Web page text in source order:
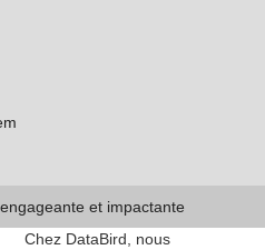
et impactante
Chez DataBird, nous